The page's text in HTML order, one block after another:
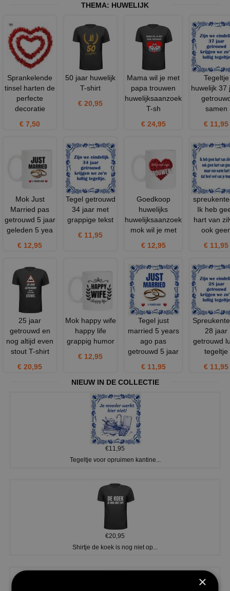
THEMA: HUWELIJK
Sprankelende
tinsel harten de
perfecte
decoratie
€ 7,50
50 jaar huwelijk
T-shirt
€ 20,95
Mama wil je met
papa trouwen
huwelijksaanzoek
T-sh
€ 24,95
Tegeltje
huwelijk 37
samen
€ 11,95
Mok Just
Married pas
getrouwd 5 jaar
geleden 5 yea
€ 12,95
Tegel getrouwd
34 jaar met
grappige tekst
€ 11,95
Goedkoop
huwelijks
huwelijksaanzoek
mok wil je met
€ 12,95
Ik heb
hart van
ook
€ 11,95
25 jaar
getrouwd en
nog altijd even
stout T-shirt
€ 20,95
Mok happy wife
happy life
grappig humor
€ 12,95
Tegel just
married 5 years
ago pas
getrouwd 5 jaar
€ 11,95
28 jaar
getrouwd
tegeltje
€ 11,95
NIEUW IN DE COLLECTIE
€11,95
Tegeltje voor opruimen kantine...
€20,95
Shirtje de koek is nog niet op...
×